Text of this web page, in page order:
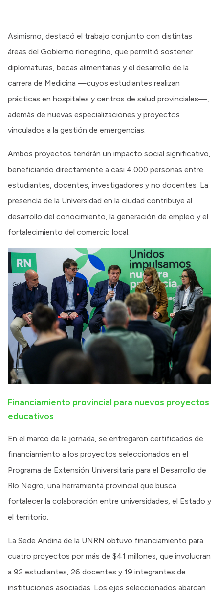
Asimismo, destacó el trabajo conjunto con distintas
áreas del Gobierno rionegrino, que permitió sostener
diplomaturas, becas alimentarias y el desarrollo de la
carrera de Medicina —cuyos estudiantes realizan
prácticas en hospitales y centros de salud provinciales—,
además de nuevas especializaciones y proyectos
vinculados a la gestión de emergencias.
Ambos proyectos tendrán un impacto social significativo,
beneficiando directamente a casi 4.000 personas entre
estudiantes, docentes, investigadores y no docentes. La
presencia de la Universidad en la ciudad contribuye al
desarrollo del conocimiento, la generación de empleo y el
fortalecimiento del comercio local.
Financiamiento provincial para nuevos proyectos
educativos
En el marco de la jornada, se entregaron certificados de
financiamiento a los proyectos seleccionados en el
Programa de Extensión Universitaria para el Desarrollo de
Río Negro, una herramienta provincial que busca
fortalecer la colaboración entre universidades, el Estado y
el territorio.
La Sede Andina de la UNRN obtuvo financiamiento para
cuatro proyectos por más de $41 millones, que involucran
a 92 estudiantes, 26 docentes y 19 integrantes de
instituciones asociadas. Los ejes seleccionados abarcan